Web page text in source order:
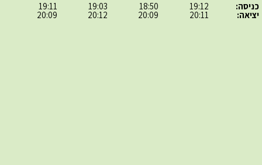
כניסה:
יציאה:
19:12
20:11
18:50
20:09
19:03
20:12
19:11
20:09